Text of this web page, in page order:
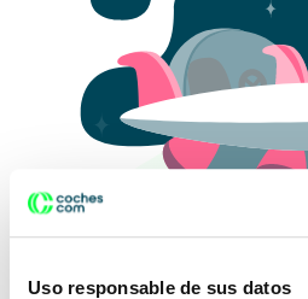
Uso responsable de sus datos